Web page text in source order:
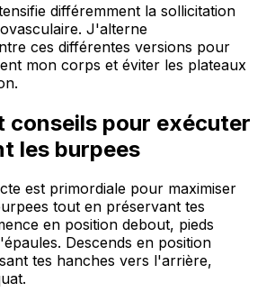
différemment la sollicitation
J'alterne
ces différentes versions pour
mon corps et éviter les plateaux
conseils pour exécuter
les burpees
est primordiale pour maximiser
tout en préservant tes
en position debout, pieds
Descends en position
tes hanches vers l'arrière,